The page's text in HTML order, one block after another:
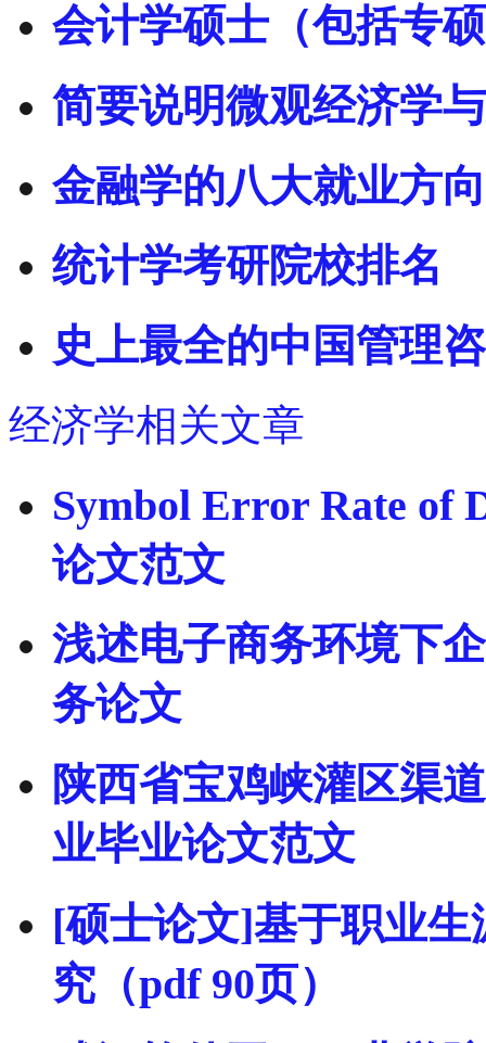
会计学硕士（包括专
简要说明微观经济学
金融学的八大就业方
统计学考研院校排名
史上最全的中国管理
经济学相关文章
Symbol Error Rate of
论文范文
浅述电子商务环境下
务论文
陕西省宝鸡峡灌区渠
业毕业论文范文
[硕士论文]基于职业
究（pdf 90页）